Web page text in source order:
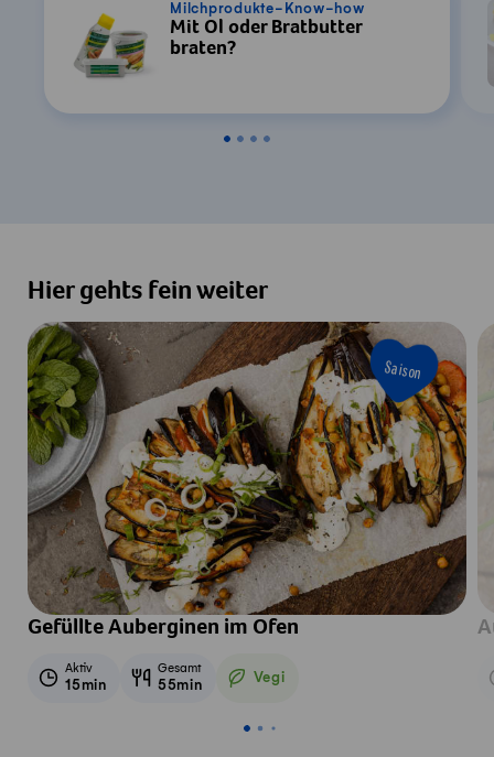
Milchprodukte-Know-how
Mit Öl oder Bratbutter
braten?
Hier gehts fein weiter
Saison
Gefüllte Auberginen im Ofen
Aktiv
15min
Gesamt
55min Vegi
Vegetarisch